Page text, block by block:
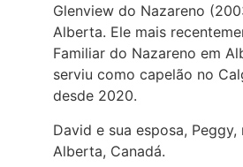
Glenview do Nazareno
Alberta. Ele mais
Familiar do Nazareno em
serviu como capelão no
desde 2020.
David e sua esposa,
Alberta, Canadá.